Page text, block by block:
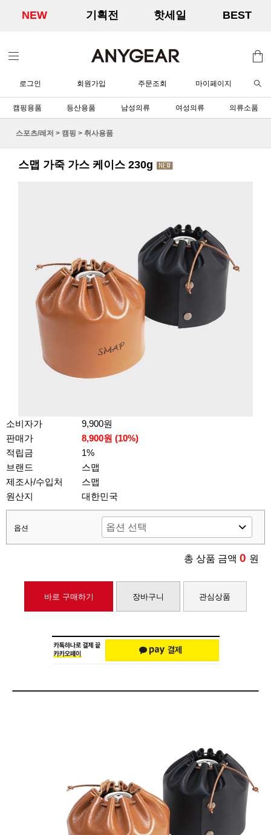
NEW 기획전 핫세일 BEST
로그인 회원가입 주문조회 마이페이지
캠핑용품 등산용품 남성의류 여성의류 의류소품
스포츠/레저 > 캠핑 > 취사용품
스맵 가죽 가스 케이스 230g
소비자가
9,900원
판매가
8,900원 (10%)
적립금
1%
브랜드
스맵
제조사/수입처
스맵
원산지
대한민국
옵션
총 상품 금액 0 원
바로 구매하기 장바구니 관심상품